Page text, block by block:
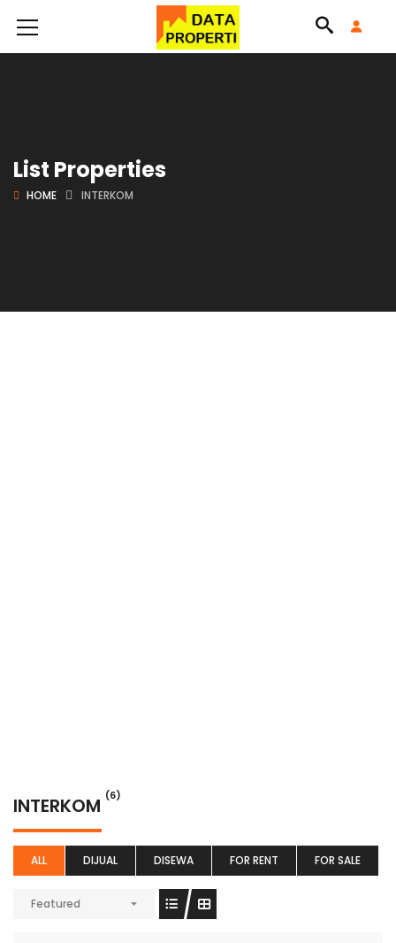
List Properties
HOME INTERKOM
INTERKOM (6)
ALL DIJUAL DISEWA FOR RENT FOR SALE
Featured